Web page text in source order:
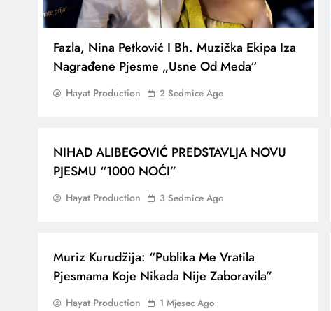
Fazla, Nina Petković I Bh. Muzička Ekipa Iza
Nagrađene Pjesme „Usne Od Meda“
Hayat Production 2 Sedmice Ago
NIHAD ALIBEGOVIĆ PREDSTAVLJA NOVU
PJESMU “1000 NOĆI”
Hayat Production 3 Sedmice Ago
Muriz Kurudžija: “Publika Me Vratila
Pjesmama Koje Nikada Nije Zaboravila”
Hayat Production 1 Mjesec Ago